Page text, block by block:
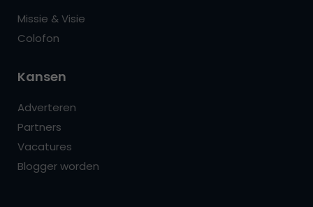
Missie & Visie
Colofon
Kansen
Adverteren
Partners
Vacatures
Blogger worden